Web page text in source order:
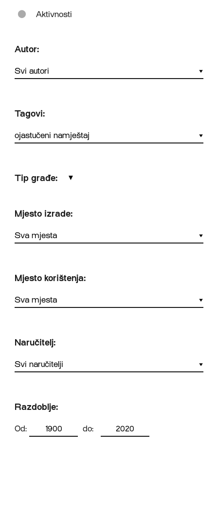
Aktivnosti
Autor:
Tagovi:
Tip građe: ▼
Mjesto izrade:
Mjesto korištenja:
Naručitelj:
Razdoblje:
Od: do: